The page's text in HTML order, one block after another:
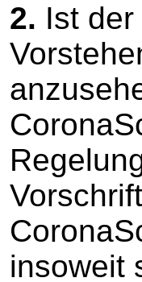
2. Ist
insoweit